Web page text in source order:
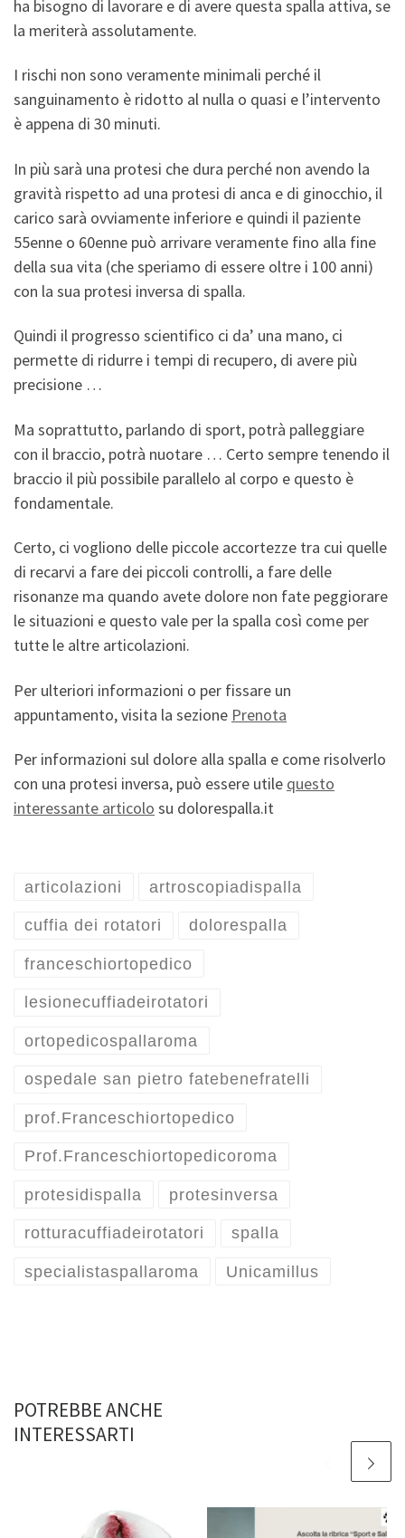
ha bisogno di lavorare e di avere questa spalla attiva, se
la meriterà assolutamente.
I rischi non sono veramente minimali perché il
sanguinamento è ridotto al nulla o quasi e l’intervento
è appena di 30 minuti.
In più sarà una protesi che dura perché non avendo la
gravità rispetto ad una protesi di anca e di ginocchio, il
carico sarà ovviamente inferiore e quindi il paziente
55enne o 60enne può arrivare veramente fino alla fine
della sua vita (che speriamo di essere oltre i 100 anni)
con la sua protesi inversa di spalla.
Quindi il progresso scientifico ci da’ una mano, ci
permette di ridurre i tempi di recupero, di avere più
precisione …
Ma soprattutto, parlando di sport, potrà palleggiare
con il braccio, potrà nuotare … Certo sempre tenendo il
braccio il più possibile parallelo al corpo e questo è
fondamentale.
Certo, ci vogliono delle piccole accortezze tra cui quelle
di recarvi a fare dei piccoli controlli, a fare delle
risonanze ma quando avete dolore non fate peggiorare
le situazioni e questo vale per la spalla così come per
tutte le altre articolazioni.
Per ulteriori informazioni o per fissare un
appuntamento, visita la sezione Prenota
Per informazioni sul dolore alla spalla e come risolverlo
con una protesi inversa, può essere utile questo
interessante articolo su dolorespalla.it
articolazioni artroscopiadispalla
cuffia dei rotatori dolorespalla
franceschiortopedico
lesionecuffiadeirotatori
ortopedicospallaroma
ospedale san pietro fatebenefratelli
prof.Franceschiortopedico
Prof.Franceschiortopedicoroma
protesidispalla protesinversa
rotturacuffiadeirotatori spalla
specialistaspallaroma Unicamillus
POTREBBE ANCHE
INTERESSARTI